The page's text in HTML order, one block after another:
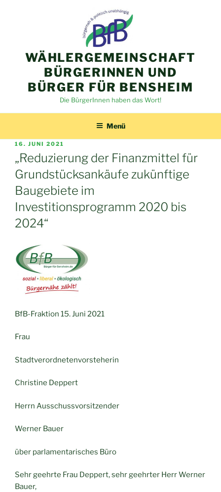
WÄHLERGEMEINSCHAFT
BÜRGERINNEN UND
BÜRGER FÜR BENSHEIM
Die BürgerInnen haben das Wort!
Menü
VERÖFFENTLICHT
AM
16. JUNI 2021
„Reduzierung der Finanzmittel für
Grundstücksankäufe zukünftige
Baugebiete im
Investitionsprogramm 2020 bis
2024“
BfB-Fraktion 15. Juni 2021
Frau
Stadtverordnetenvorsteherin
Christine Deppert
Herrn Ausschussvorsitzender
Werner Bauer
über parlamentarisches Büro
Sehr geehrte Frau Deppert, sehr geehrter Herr Werner
Bauer,